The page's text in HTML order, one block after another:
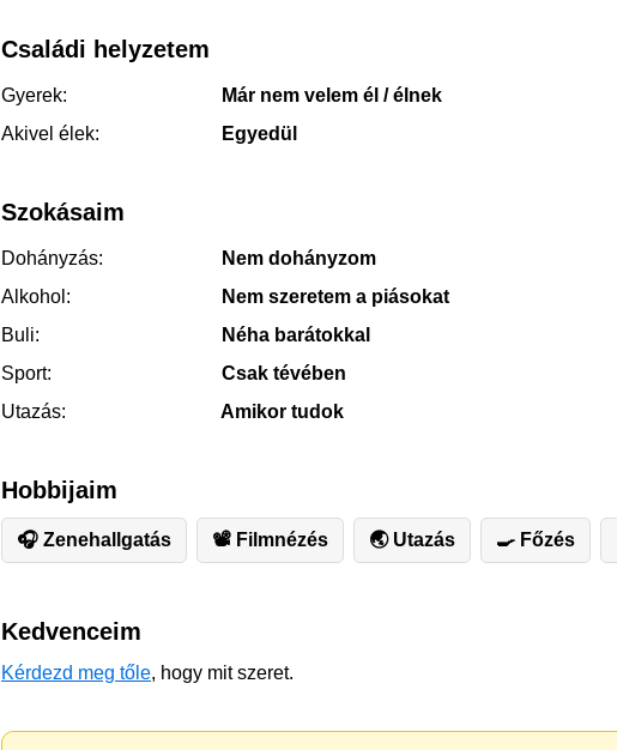
Családi helyzetem
Gyerek:
Már nem velem él / élnek
Akivel élek:
Egyedül
Szokásaim
Dohányzás:
Nem dohányzom
Alkohol:
Nem szeretem a piásokat
Buli:
Néha barátokkal
Sport:
Csak tévében
Utazás:
Amikor tudok
Hobbijaim
🎧 Zenehallgatás 📽 Filmnézés 🌏 Utazás 🍳 Főzés
Kedvenceim
Kérdezd meg tőle, hogy mit szeret.